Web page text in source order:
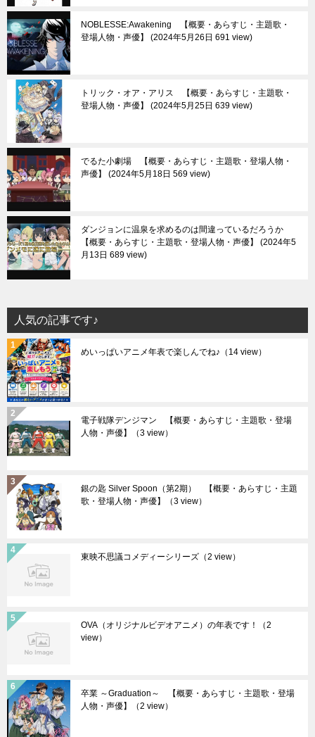
NOBLESSE:Awakening 【概要・あらすじ・主題歌・
登場人物・声優】
2024年5月26日 691 view
トリック・オア・アリス 【概要・あらすじ・主題歌・
登場人物・声優】
2024年5月25日 639 view
でるた小劇場 【概要・あらすじ・主題歌・登場人物・
声優】
2024年5月18日 569 view
ダンジョンに温泉を求めるのは間違っているだろうか
【概要・あらすじ・主題歌・登場人物・声優】
2024年5
月13日 689 view
人気の記事です♪
めいっぱいアニメ年表で楽しんでね♪ （14 view）
電子戦隊デンジマン 【概要・あらすじ・主題歌・登場
人物・声優】
（3 view）
銀の匙 Silver Spoon（第2期） 【概要・あらすじ・主題
歌・登場人物・声優】
（3 view）
東映不思議コメディーシリーズ （2 view）
OVA（オリジナルビデオアニメ）の年表です！
（2
view）
卒業 ～Graduation～ 【概要・あらすじ・主題歌・登場
人物・声優】
（2 view）